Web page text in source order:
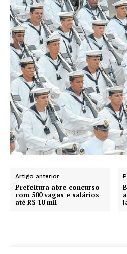
Artigo anterior
Prefeitura abre concurso
com 500 vagas e salários
até R$ 10 mil